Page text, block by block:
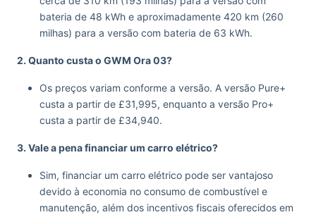
bateria de 48 kWh e aproximadamente 420 km (260
milhas) para a versão com bateria de 63 kWh.
2. Quanto custa o GWM Ora 03?
Os preços variam conforme a versão. A versão Pure+
custa a partir de £31,995, enquanto a versão Pro+
custa a partir de £34,940.
3. Vale a pena financiar um carro elétrico?
Sim, financiar um carro elétrico pode ser vantajoso
devido à economia no consumo de combustível e
manutenção, além dos incentivos fiscais oferecidos em